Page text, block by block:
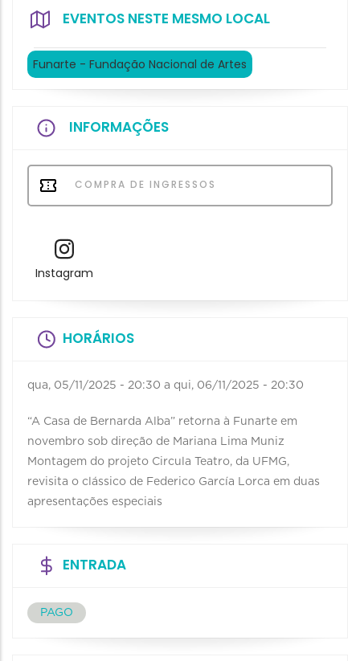
EVENTOS NESTE MESMO LOCAL
Funarte - Fundação Nacional de Artes
INFORMAÇÕES
COMPRA DE INGRESSOS
Instagram
HORÁRIOS
qua, 05/11/2025 - 20:30 a qui, 06/11/2025 - 20:30
“A Casa de Bernarda Alba” retorna à Funarte em
novembro sob direção de Mariana Lima Muniz
Montagem do projeto Circula Teatro, da UFMG,
revisita o clássico de Federico García Lorca em duas
apresentações especiais
ENTRADA
PAGO